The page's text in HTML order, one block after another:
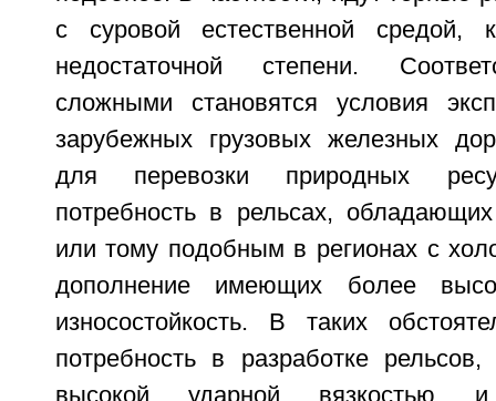
с суровой естественной средой,
недостаточной степени.
сложными становятся условия
зарубежных грузовых железных
для перевозки природных
потребность в рельсах,
или тому подобным в регионах с
дополнение имеющих более
износостойкость. В таких
потребность в разработке
высокой ударной вязкостью